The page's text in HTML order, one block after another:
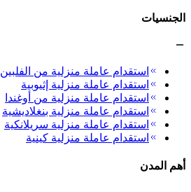
الجنسيات
استقدام عاملة منزلية من الفلبين
استقدام عاملة منزلية إثيوبية
استقدام عاملة منزلية من أوغندا
استقدام عاملة منزلية بنغلاديشية
استقدام عاملة منزلية سريلانكية
استقدام عاملة منزلية كينية
أهم المدن